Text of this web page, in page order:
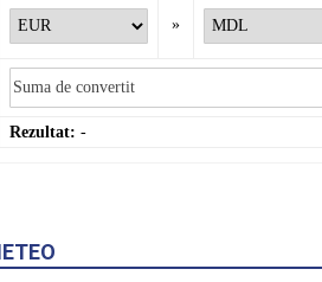
Curs valutar: 08 Aug 2026
EUR: 20,0493 MDL
0,0000 ▼
USD: 17,3737 MDL
RON
Convertor valutar